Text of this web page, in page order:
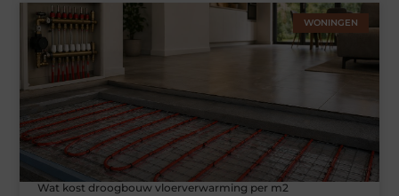
WONINGEN
Wat kost droogbouw vloerverwarming per m2